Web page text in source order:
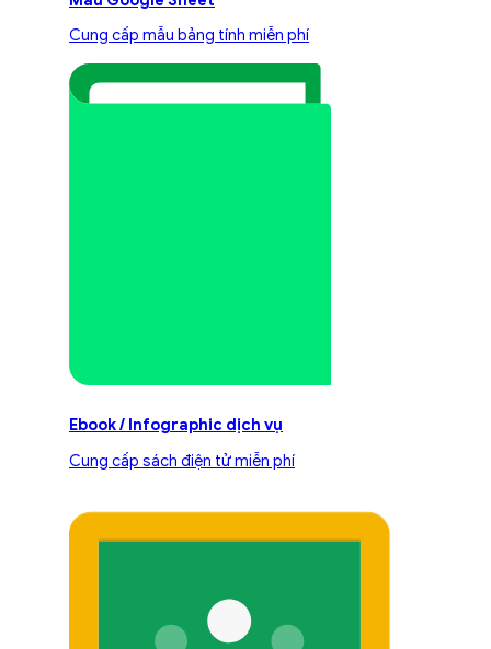
Cung cấp mẫu bảng tính miễn phí
Ebook / Infographic dịch vụ
Cung cấp sách điện tử miễn phí